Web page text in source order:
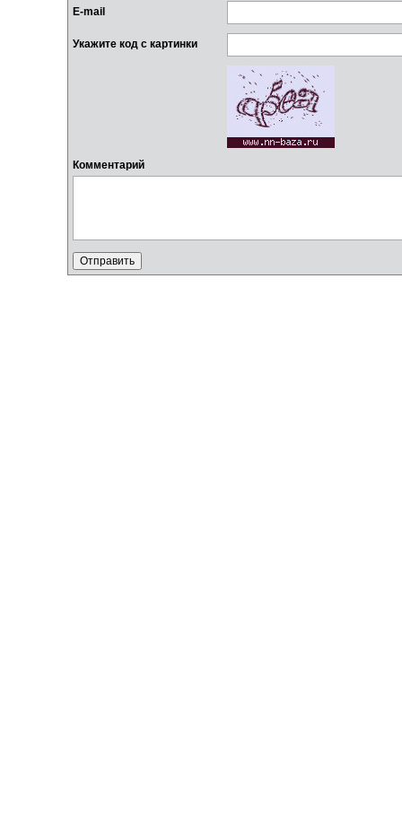
E-mail
Укажите код с картинки
Комментарий